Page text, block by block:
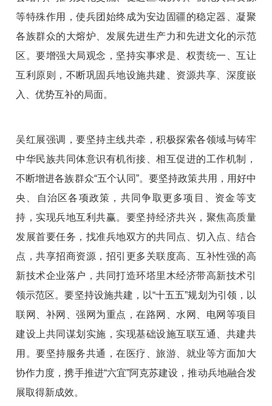
等特殊作用，使兵团始终成为安边固疆的稳定器、凝聚
各族群众的大熔炉、发展先进生产力和先进文化的示范
区。要增强大局观念，坚持实事求是、权责统一、互让
互利原则，不断巩固兵地设施共建、资源共享、深度嵌
入、优势互补的局面。
吴红展强调，要坚持主线共牵，积极探索各领域与铸牢
中华民族共同体意识有机衔接、相互促进的工作机制，
不断增进各族群众“五个认同”。要坚持政策共用，用好中
央、自治区各项政策，共同争取更多项目、资金等支
持，实现兵地互利共赢。要坚持经济共兴，聚焦高质量
发展首要任务，找准兵地双方的共同点、切入点、结合
点，共享招商资源，招引更多关联度高、互补性强的高
新技术企业落户，共同打造环塔里木经济带高新技术引
领示范区。要坚持设施共建，以“十五五”规划为引领，以
联网、补网、强网为重点，在路网、水网、电网等项目
建设上共同谋划实施，实现基础设施互联互通、共建共
用。要坚持服务共通，在医疗、旅游、就业等方面加大
协作力度，携手推进“六宜”阿克苏建设，推动兵地融合发
展取得新成效。